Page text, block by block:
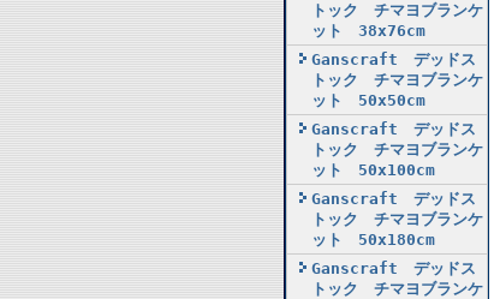
トック チマヨブランケ
ット 38x76cm
Ganscraft デッドス
トック チマヨブランケ
ット 50x50cm
Ganscraft デッドス
トック チマヨブランケ
ット 50x100cm
Ganscraft デッドス
トック チマヨブランケ
ット 50x180cm
Ganscraft デッドス
トック チマヨブランケ